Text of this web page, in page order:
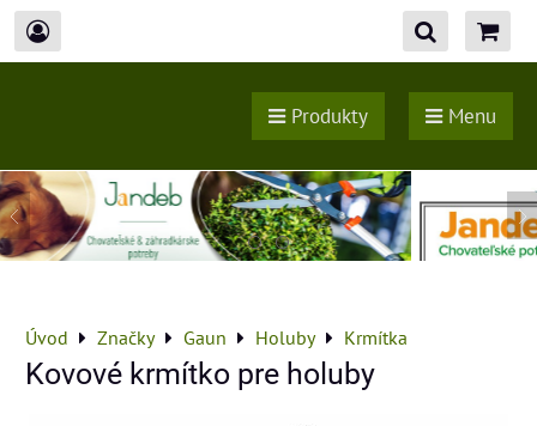
Produkty Menu
Úvod Značky Gaun Holuby Krmítka
Kovové krmítko pre holuby